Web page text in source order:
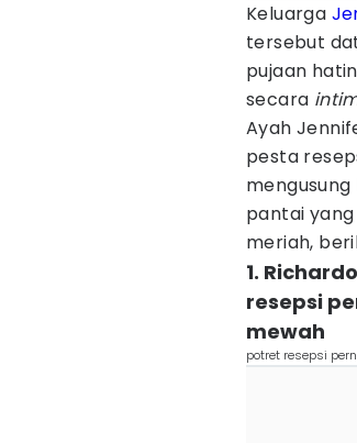
Keluarga
tersebut
pujaan
secara
Ayah
pesta
pantai
meriah,
1.
resepsi
mewah
potret resepsi